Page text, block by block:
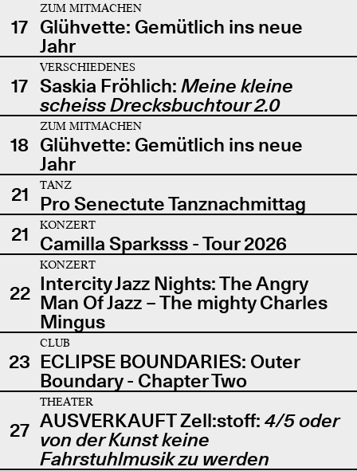
17
ZUM MITMACHEN
Glühvette: Gemütlich ins neue
Jahr
17
VERSCHIEDENES
Saskia Fröhlich: Meine kleine
scheiss Drecksbuchtour 2.0
18
ZUM MITMACHEN
Glühvette: Gemütlich ins neue
Jahr
21
TANZ
Pro Senectute Tanznachmittag
21
KONZERT
Camilla Sparksss - Tour 2026
22
KONZERT
Intercity Jazz Nights: The Angry
Man Of Jazz – The mighty Charles
Mingus
23
CLUB
ECLIPSE BOUNDARIES: Outer
Boundary - Chapter Two
27
THEATER
AUSVERKAUFT Zell:stoff: 4/5 oder
von der Kunst keine
Fahrstuhlmusik zu werden